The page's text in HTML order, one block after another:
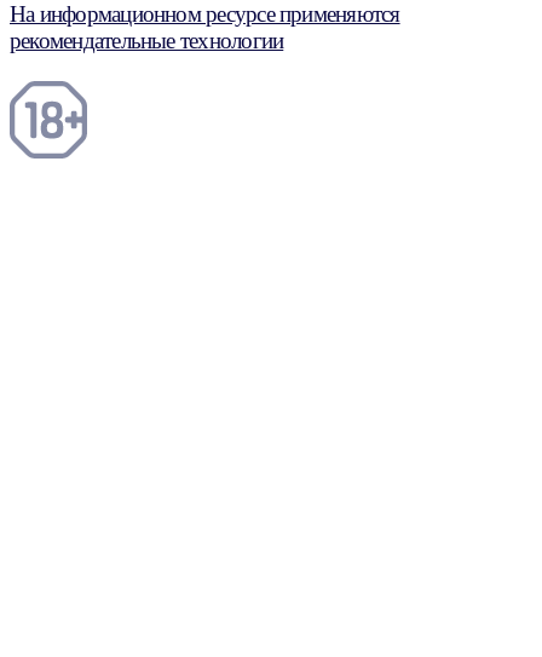
На информационном ресурсе применяются
рекомендательные технологии